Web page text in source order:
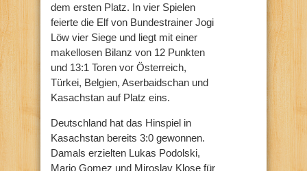
dem ersten Platz. In vier Spielen
feierte die Elf von Bundestrainer Jogi
Löw vier Siege und liegt mit einer
makellosen Bilanz von 12 Punkten
und 13:1 Toren vor Österreich,
Türkei, Belgien, Aserbaidschan und
Kasachstan auf Platz eins.
Deutschland hat das Hinspiel in
Kasachstan bereits 3:0 gewonnen.
Damals erzielten Lukas Podolski,
Mario Gomez und Miroslav Klose für